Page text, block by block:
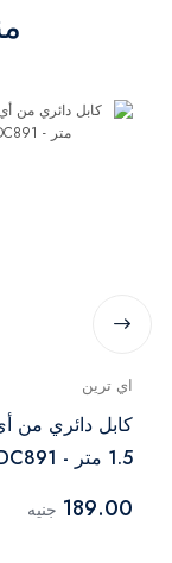
اي ترين
كابل دائري من
1.5 متر - DC891
189.00 جنيه